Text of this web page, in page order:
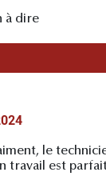
à dire
le
travail est